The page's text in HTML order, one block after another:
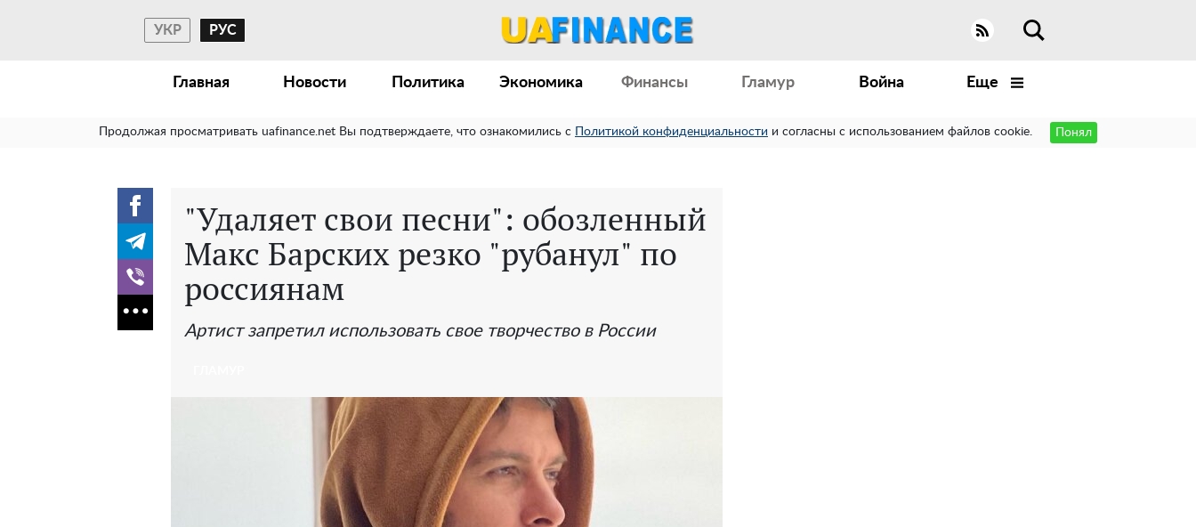
УКР РУС
Главная Новости Политика Экономика Финансы Гламур Война Еще
Продолжая просматривать uafinance.net Вы подтверждаете, что ознакомились с Политикой конфиденциальности и согласны с использованием файлов cookie. Понял
"Удаляет свои песни": обозленный
Макс Барских резко "рубанул" по
россиянам
Артист запретил использовать свое творчество в России